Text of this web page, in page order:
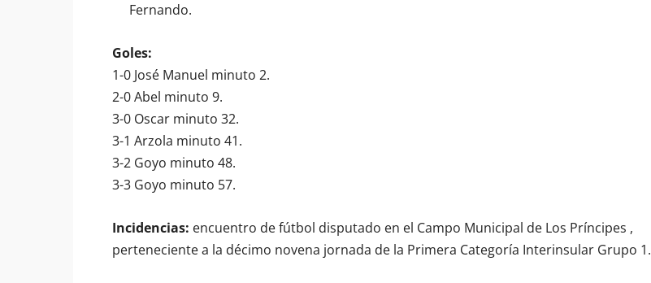
Fernando.
Goles:
1-0 José Manuel minuto 2.
2-0 Abel minuto 9.
3-0 Oscar minuto 32.
3-1 Arzola minuto 41.
3-2 Goyo minuto 48.
3-3 Goyo minuto 57.
Incidencias: encuentro de fútbol disputado en el Campo Municipal de Los Príncipes ,
perteneciente a la décimo novena jornada de la Primera Categoría Interinsular Grupo 1.